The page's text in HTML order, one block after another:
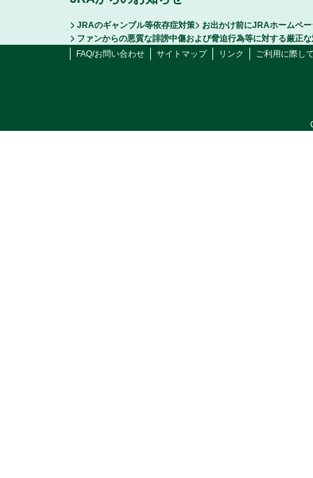
JRAのギャンブル等依存症対策
お出かけ前にJRAホームペ
ファンからの悪質な誹謗中傷および脅迫行為等に対する厳正
FAQ/お問い合わせ
サイトマップ リンク ご利用に際し